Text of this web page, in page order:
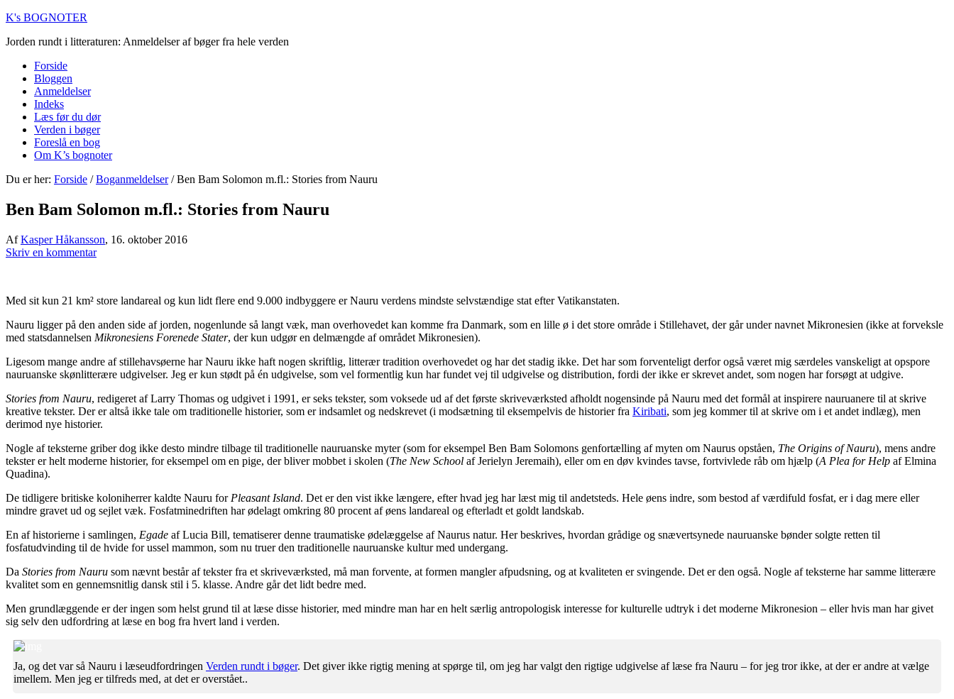
K's BOGNOTER
Jorden rundt i litteraturen: Anmeldelser af bøger fra hele verden
Forside
Bloggen
Anmeldelser
Indeks
Læs før du dør
Verden i bøger
Foreslå en bog
Om K’s bognoter
Du er her: Forside / Boganmeldelser /Ben Bam Solomon m.fl.: Stories from Nauru
Ben Bam Solomon m.fl.: Stories from Nauru
AfKasper Håkansson, 16. oktober 2016
Skriv en kommentar
Med sit kun 21 km² store landareal og kun lidt flere end 9.000 indbyggere er Nauru verdens mindste selvstændige stat efter Vatikanstaten.
Nauru ligger på den anden side af jorden, nogenlunde så langt væk, man overhovedet kan komme fra Danmark, som en lille ø i det store område i Stillehavet, der går under navnet Mikronesien (ikke at forveksle
med statsdannelsen Mikronesiens Forenede Stater, der kun udgør en delmængde af området Mikronesien).
Ligesom mange andre af stillehavsøerne har Nauru ikke haft nogen skriftlig, litterær tradition overhovedet og har det stadig ikke. Det har som forventeligt derfor også været mig særdeles vanskeligt at opspore
nauruanske skønlitterære udgivelser. Jeg er kun stødt på én udgivelse, som vel formentlig kun har fundet vej til udgivelse og distribution, fordi der ikke er skrevet andet, som nogen har forsøgt at udgive.
Stories from Nauru, redigeret af Larry Thomas og udgivet i 1991, er seks tekster, som voksede ud af det første skriveværksted afholdt nogensinde på Nauru med det formål at inspirere nauruanere til at skrive
kreative tekster. Der er altså ikke tale om traditionelle historier, som er indsamlet og nedskrevet (i modsætning til eksempelvis de historier fra Kiribati, som jeg kommer til at skrive om i et andet indlæg), men
derimod nye historier.
Nogle af teksterne griber dog ikke desto mindre tilbage til traditionelle nauruanske myter (som for eksempel Ben Bam Solomons genfortælling af myten om Naurus opståen, The Origins of Nauru), mens andre
tekster er helt moderne historier, for eksempel om en pige, der bliver mobbet i skolen (The New School af Jerielyn Jeremaih), eller om en døv kvindes tavse, fortvivlede råb om hjælp (A Plea for Help af Elmina
Quadina).
De tidligere britiske koloniherrer kaldte Nauru for Pleasant Island. Det er den vist ikke længere, efter hvad jeg har læst mig til andetsteds. Hele øens indre, som bestod af værdifuld fosfat, er i dag mere eller
mindre gravet ud og sejlet væk. Fosfatminedriften har ødelagt omkring 80 procent af øens landareal og efterladt et goldt landskab.
En af historierne i samlingen, Egade af Lucia Bill, tematiserer denne traumatiske ødelæggelse af Naurus natur. Her beskrives, hvordan grådige og snævertsynede nauruanske bønder solgte retten til
fosfatudvinding til de hvide for ussel mammon, som nu truer den traditionelle nauruanske kultur med undergang.
Da Stories from Nauru som nævnt består af tekster fra et skriveværksted, må man forvente, at formen mangler afpudsning, og at kvaliteten er svingende. Det er den også. Nogle af teksterne har samme litterære
kvalitet som en gennemsnitlig dansk stil i 5. klasse. Andre går det lidt bedre med.
Men grundlæggende er der ingen som helst grund til at læse disse historier, med mindre man har en helt særlig antropologisk interesse for kulturelle udtryk i det moderne Mikronesion – eller hvis man har givet
sig selv den udfordring at læse en bog fra hvert land i verden.
Ja, og det var så Nauru i læseudfordringen Verden rundt i bøger. Det giver ikke rigtig mening at spørge til, om jeg har valgt den rigtige udgivelse af læse fra Nauru – for jeg tror ikke, at der er andre at vælge
imellem. Men jeg er tilfreds med, at det er overstået..